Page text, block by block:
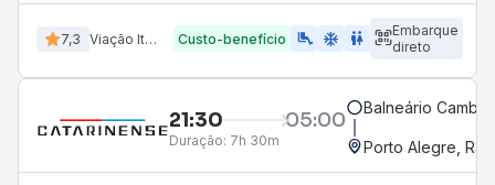
7,3 Viação Itapemirim Custo-benefício airline_seat_legroom_extra ac_unit WC
Embarque
direto
21:30 05:00
Duração: 7h 30m
Balneário
Porto Alegre, RS